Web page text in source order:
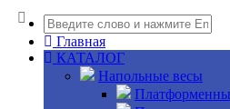
Главная
КАТАЛОГ
Напольные весы